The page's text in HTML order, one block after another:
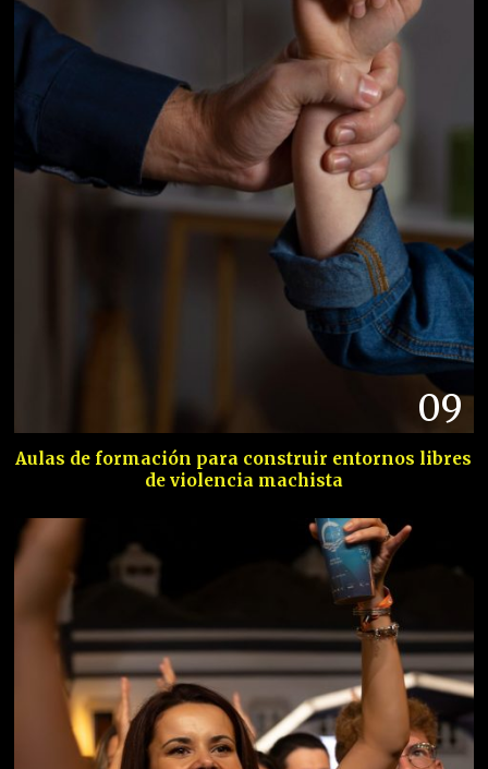
09
Aulas de formación para construir entornos libres
de violencia machista